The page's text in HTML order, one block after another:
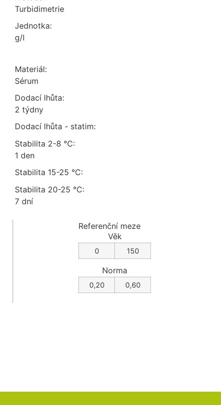
turbidimetrie
Jednotka:
g/l
Materiál:
sérum
Dodací lhůta:
2 týdny
Dodací lhůta - statim:
Stabilita 2-8 °C:
1 den
Stabilita 15-25 °C:
Stabilita 20-25 °C:
7 dní
Referenční meze
Věk
0 150
Norma
0,20 0,60